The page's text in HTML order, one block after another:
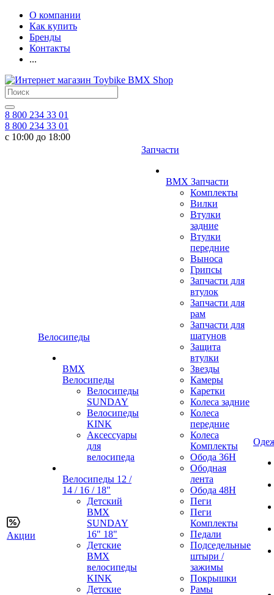
О компании
Как купить
Бренды
Контакты
...
8 800 234 33 01
8 800 234 33 01
с 10:00 до 18:00
Акции
Велосипеды
BMX
Велосипеды
Велосипеды
SUNDAY
Велосипеды
KINK
Аксессуары
для
велосипеда
Велосипеды 12 /
14 / 16 / 18"
Детский
BMX
SUNDAY
16" 18"
Детские
BMX
велосипеды
KINK
Детские
Запчасти
BMX Запчасти
Комплекты
Вилки
Втулки
задние
Втулки
передние
Выноса
Грипсы
Запчасти для
втулок
Запчасти для
рам
Запчасти для
шатунов
Защита
втулки
Звезды
Камеры
Каретки
Колеса задние
Колеса
передние
Колеса
Комплекты
Обода 36H
Ободная
лента
Обода 48H
Пеги
Пеги
Комплекты
Педали
Подседельные
штыри /
зажимы
Покрышки
Рамы